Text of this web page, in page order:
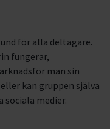
för alla deltagare.
fungerar,
man sin
kan gruppen själva
sociala medier.